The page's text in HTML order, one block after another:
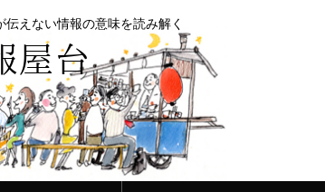
伝えない情報の意味を読み解く
屋台